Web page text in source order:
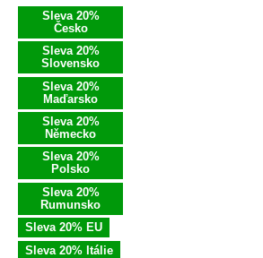
Sleva 20%
Česko
Sleva 20%
Slovensko
Sleva 20%
Maďarsko
Sleva 20%
Německo
Sleva 20%
Polsko
Sleva 20%
Rumunsko
Sleva 20% EU
Sleva 20% Itálie